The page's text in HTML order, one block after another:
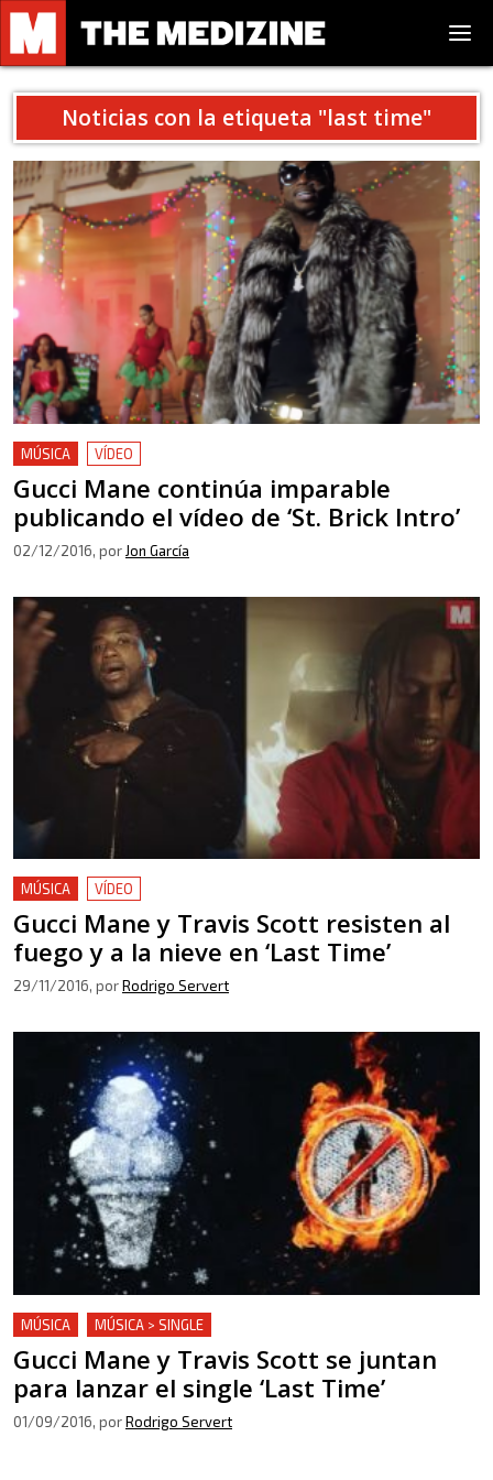
Noticias con la etiqueta "last time"
MÚSICA VÍDEO
Gucci Mane continúa imparable
publicando el vídeo de ‘St. Brick Intro’
02/12/2016, por Jon García
MÚSICA VÍDEO
Gucci Mane y Travis Scott resisten al
fuego y a la nieve en ‘Last Time’
29/11/2016, porRodrigo Servert
MÚSICA MÚSICA > SINGLE
Gucci Mane y Travis Scott se juntan
para lanzar el single ‘Last Time’
01/09/2016, porRodrigo Servert